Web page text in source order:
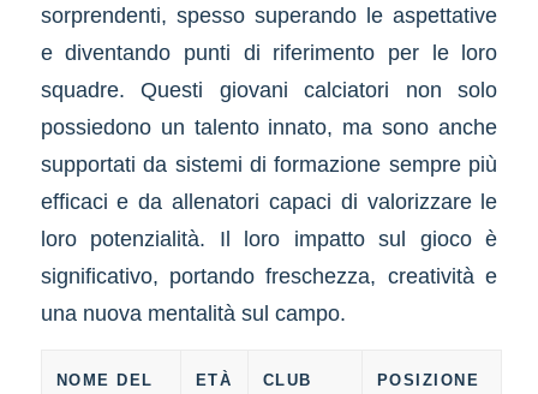
sorprendenti, spesso superando le aspettative
e diventando punti di riferimento per le loro
squadre. Questi giovani calciatori non solo
possiedono un talento innato, ma sono anche
supportati da sistemi di formazione sempre più
efficaci e da allenatori capaci di valorizzare le
loro potenzialità. Il loro impatto sul gioco è
significativo, portando freschezza, creatività e
una nuova mentalità sul campo.
NOME DEL ETÀ CLUB POSIZIONE